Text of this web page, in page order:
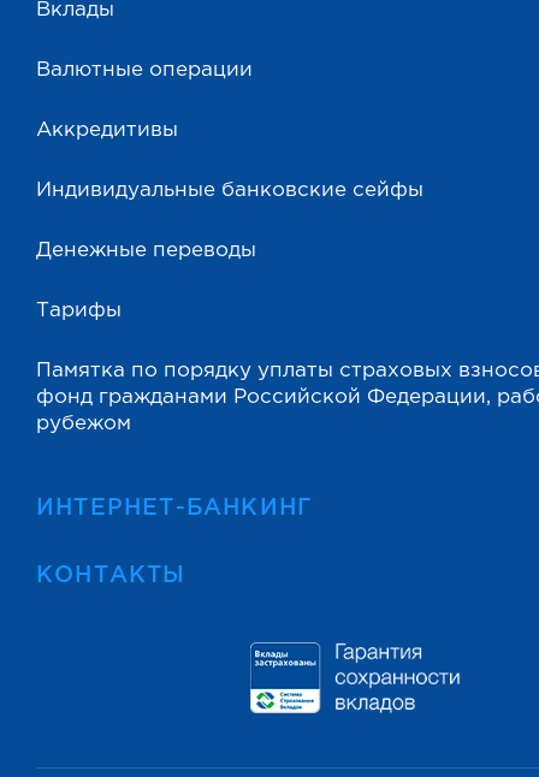
Вклады
Валютные операции
Аккредитивы
Индивидуальные банковские сейфы
Денежные переводы
Тарифы
Памятка по порядку уплаты страховых
фонд гражданами Российской Федерации,
рубежом
ИНТЕРНЕТ-БАНКИНГ
КОНТАКТЫ